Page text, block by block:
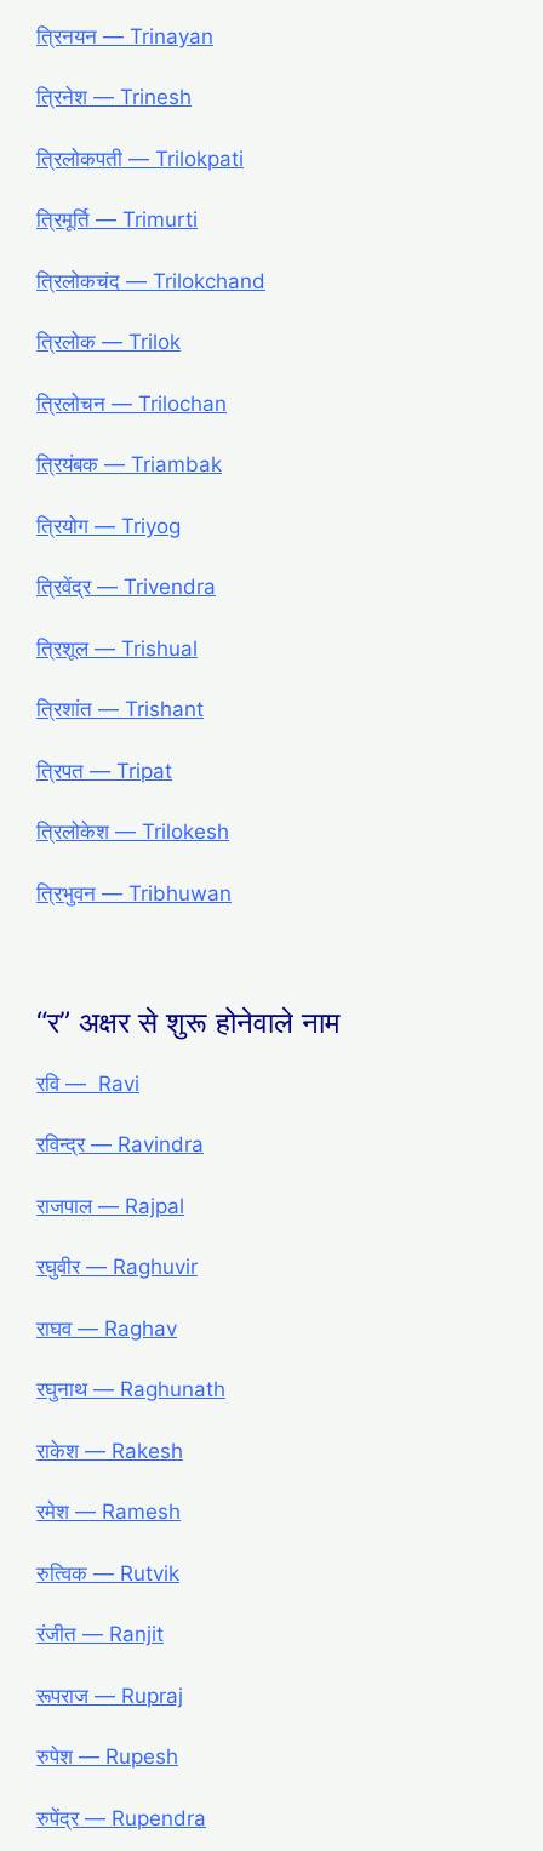
त्रिनयन ― Trinayan
त्रिनेश ― Trinesh
त्रिलोकपती ― Trilokpati
त्रिमूर्ति ― Trimurti
त्रिलोकचंद ― Trilokchand
त्रिलोक ― Trilok
त्रिलोचन ― Trilochan
त्रियंबक ― Triambak
त्रियोग ― Triyog
त्रिवेंद्र ― Trivendra
त्रिशूल ― Trishual
त्रिशांत ― Trishant
त्रिपत ― Tripat
त्रिलोकेश ― Trilokesh
त्रिभुवन ― Tribhuwan
“र” अक्षर से शुरू होनेवाले नाम
रवि ― Ravi
रविन्द्र ― Ravindra
राजपाल ― Rajpal
रघुवीर ― Raghuvir
राघव ― Raghav
रघुनाथ ― Raghunath
राकेश ― Rakesh
रमेश ― Ramesh
रुत्विक ― Rutvik
रंजीत ― Ranjit
रूपराज ― Rupraj
रुपेश ― Rupesh
रुपेंद्र ― Rupendra